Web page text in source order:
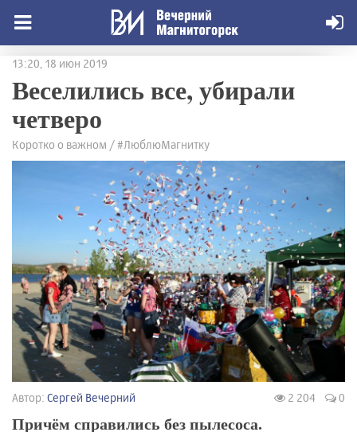
13:20, 18 июн 2019
Веселились все, убирали
четверо
Коротко о важном / #ЛюблюМагнитку
Автор: Сергей Вечерний 2 204 0
Причём справились без пылесоса.